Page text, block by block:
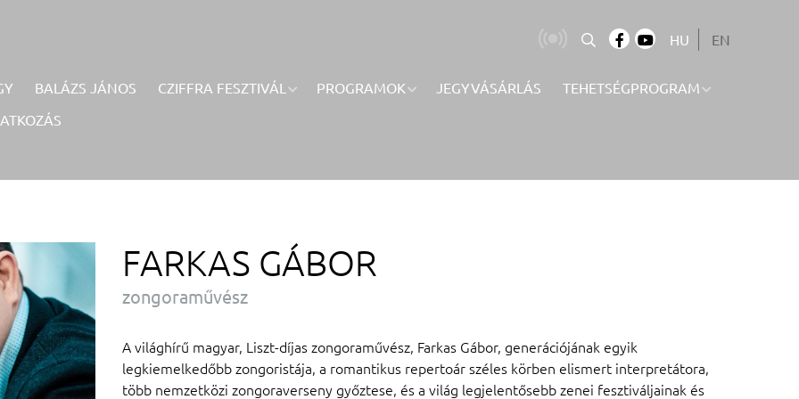
HU EN
BALÁZS JÁNOS CZIFFRA FESZTIVÁL PROGRAMOK JEGYVÁSÁRLÁS
TEHETSÉGPROGRAM
FARKAS GÁBOR
zongoraművész
A világhírű magyar, Liszt-díjas zongoraművész, Farkas Gábor, generációjának egyik
legkiemelkedőbb zongoristája, a romantikus repertoár széles körben elismert interpretátora,
több nemzetközi zongoraverseny győztese, és a világ legjelentősebb zenei fesztiváljainak és